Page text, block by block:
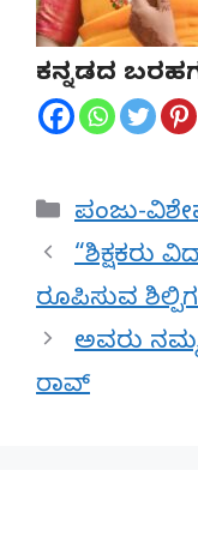
ಕನ್ನಡದ
Categories
ಪಂಜು-
“ಶಿಕ್ಷಕರು
ರೂಪಿಸುವ
ಅವರು
ರಾವ್